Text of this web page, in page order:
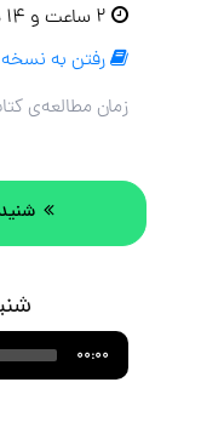
رفتن به
زمان مطالعه‌ی
00:00